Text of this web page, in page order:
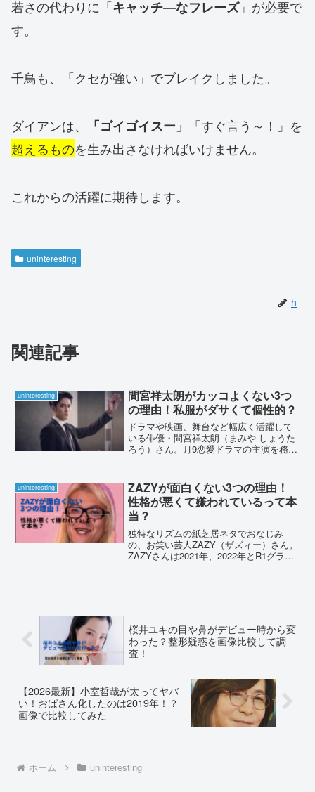
若さの代わりに「キャッチ―なフレーズ」が必要で
す。
千鳥も、「クセが強い」でブレイクしました。
ダイアンは、 「ゴイゴイスー」
「すぐ言う～！」を
超えるものを生み出さなければいけません。
これからの活躍に期待します。
uninteresting
h
関連記事
uninteresting
間宮祥太朗がカッコよくない3つ
の理由！私服がダサくて個性的？
ドラマや映画、舞台など幅広く活躍して
いる俳優・間宮祥太朗（まみや しょうた
ろう）さん。月9恋愛ドラマの主演を務め
コよくない」という声もあがっていま
す。そこで、間宮祥太朗...
uninteresting
ZAZYが面白くない3つの理由！
性格が悪くて嫌われているって本
当？
独特なリズムの紙芝居ネタでおなじみ
の、お笑い芸人ZAZY（ザズィー）さん。
ZAZYさんは2021年、2022年とR1グラン
桜井ユキの目や鼻がデビュー時から変
わった？整形疑惑を画像比較して調
査！
【2026最新】小室哲哉が太ってヤバ
い！おばさん化したのは2019年！？
画像で比較してみた
ホーム uninteresting